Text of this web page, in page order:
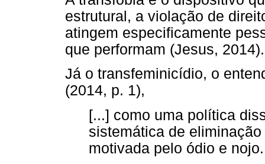
estrutural, a violação de
atingem especificamente
que performam (Jesus, 2014).
Já o transfeminicídio, o
(2014, p. 1),
[...] como uma política
sistemática de
motivada pelo ódio e nojo.